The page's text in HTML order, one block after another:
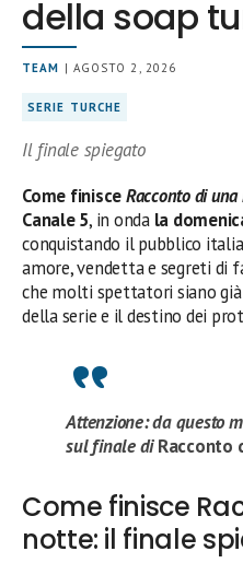
della soap
TEAM | AGOSTO 2, 2026
SERIE TURCHE
Il finale spiegato
Come finisceRacconto di
Canale 5, in onda la
conquistando il pubblico
amore, vendetta e segreti di
che molti spettatori siano
della serie e il destino dei
Attenzione: da questo
sul finale diRacconto
Come finisce
notte: il finale